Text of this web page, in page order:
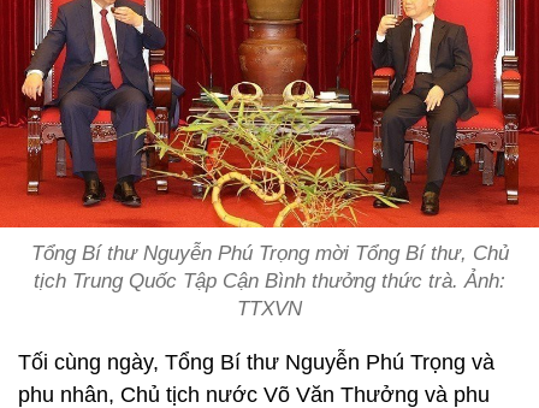
Tổng Bí thư Nguyễn Phú Trọng mời Tổng Bí thư, Chủ
tịch Trung Quốc Tập Cận Bình thưởng thức trà. Ảnh:
TTXVN
Tối cùng ngày, Tổng Bí thư Nguyễn Phú Trọng và
phu nhân, Chủ tịch nước Võ Văn Thưởng và phu